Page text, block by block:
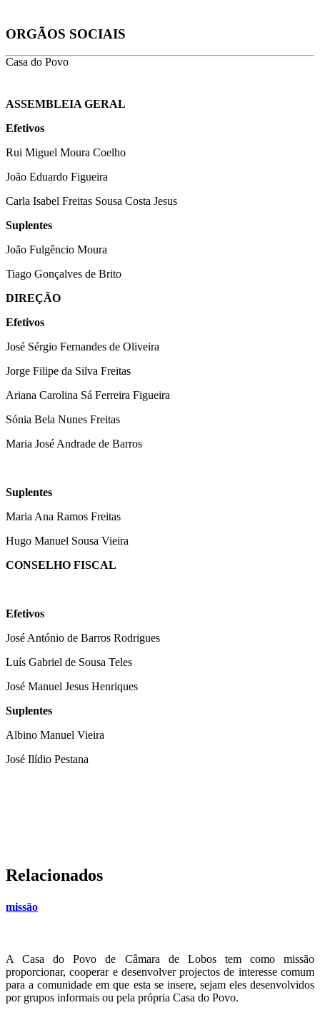
ORGÃOS SOCIAIS
Casa do Povo
ASSEMBLEIA GERAL
Efetivos
Rui Miguel Moura Coelho
João Eduardo Figueira
Carla Isabel Freitas Sousa Costa Jesus
Suplentes
João Fulgêncio Moura
Tiago Gonçalves de Brito
DIREÇÃO
Efetivos
José Sérgio Fernandes de Oliveira
Jorge Filipe da Silva Freitas
Ariana Carolina Sá Ferreira Figueira
Sónia Bela Nunes Freitas
Maria José Andrade de Barros
Suplentes
Maria Ana Ramos Freitas
Hugo Manuel Sousa Vieira
CONSELHO FISCAL
Efetivos
José António de Barros Rodrigues
Luís Gabriel de Sousa Teles
José Manuel Jesus Henriques
Suplentes
Albino Manuel Vieira
José Ilídio Pestana
Relacionados
missão
A Casa do Povo de Câmara de Lobos tem como missão
proporcionar, cooperar e desenvolver projectos de interesse comum
para a comunidade em que esta se insere, sejam eles desenvolvidos
por grupos informais ou pela própria Casa do Povo.